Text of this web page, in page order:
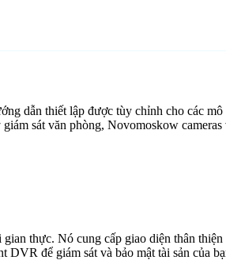
dẫn thiết lập được tùy chỉnh cho các
sát văn phòng, Novomoskow
thực. Nó cung cấp giao diện thân
để giám sát và bảo mật tài sản của